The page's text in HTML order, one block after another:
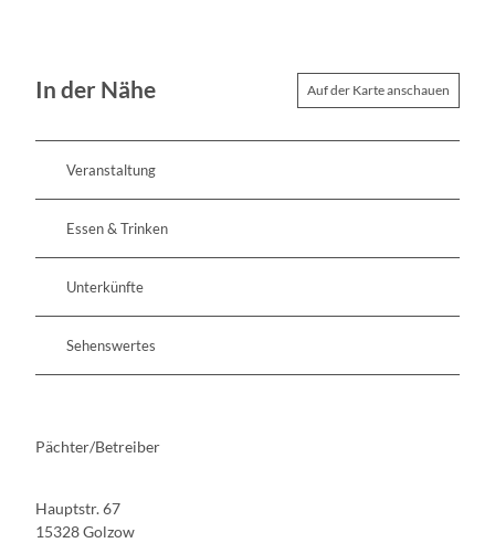
In der Nähe Auf der Karte anschauen
Veranstaltung
Essen & Trinken
Unterkünfte
Sehenswertes
Pächter/Betreiber
Hauptstr. 67
15328Golzow